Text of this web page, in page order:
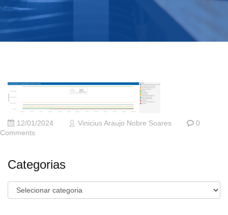
12/01/2024 Vinicius Araujo Nobre Soares
0
Comments
Categorias
Categorias